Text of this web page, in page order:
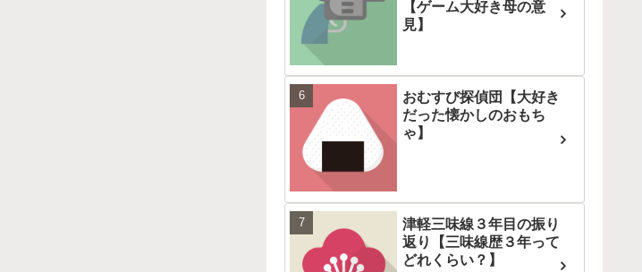
【ゲーム大好き母の意
見】
おむすび探偵団【大好き
だった懐かしのおもち
ゃ】
津軽三味線３年目の振り
返り【三味線歴３年って
どれくらい？】